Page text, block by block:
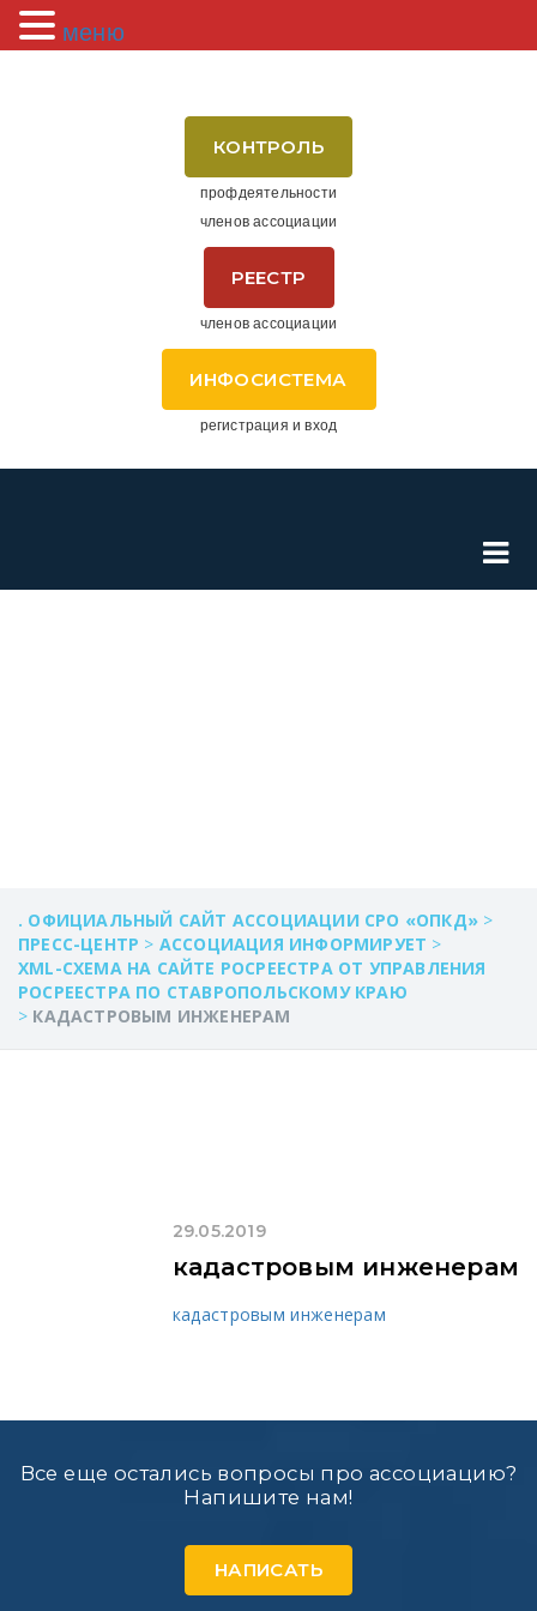
КОНТРОЛЬ
профдеятельности
членов ассоциации
РЕЕСТР
членов ассоциации
ИНФОСИСТЕМА
регистрация и вход
. ОФИЦИАЛЬНЫЙ САЙТ АССОЦИАЦИИ СРО «ОПКД» >
ПРЕСС-ЦЕНТР > АССОЦИАЦИЯ ИНФОРМИРУЕТ >
XML-СХЕМА НА САЙТЕ РОСРЕЕСТРА ОТ УПРАВЛЕНИЯ
РОСРЕЕСТРА ПО СТАВРОПОЛЬСКОМУ КРАЮ
> КАДАСТРОВЫМ ИНЖЕНЕРАМ
29.05.2019
кадастровым инженерам
кадастровым инженерам
Все еще остались вопросы про ассоциацию?
Напишите нам!
НАПИСАТЬ
меню